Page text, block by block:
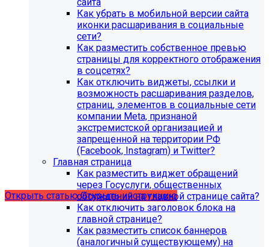
С 1 февраля 2023 года ограничена
поддержка продуктов 1С-Битрикс на
PHP версии ниже 8.0. Рекомендуемая
версия PHP - 8.1 и выше
Открыть статьюОткрыть инструкцию
Как убрать в мобильной версии сайта
иконки расшаривания в социальные
сети?
Как разместить собственное превью
страницы для корректного отображения
в соцсетях?
Как отключить виджеты, ссылки и
возможность расшаривания разделов,
страниц, элементов в социальные сети
компании Meta, признаной
экстремистской организацией и
запрещенной на территории РФ
(Facebook, Instagram) и Twitter?
Главная страница
Как разместить виджет обращений
через Госуслуги, общественных
обсуждений на главной странице сайта?
Как отключить заголовок блока на
главной странице?
Как разместить список баннеров
(аналогичный существующему) на